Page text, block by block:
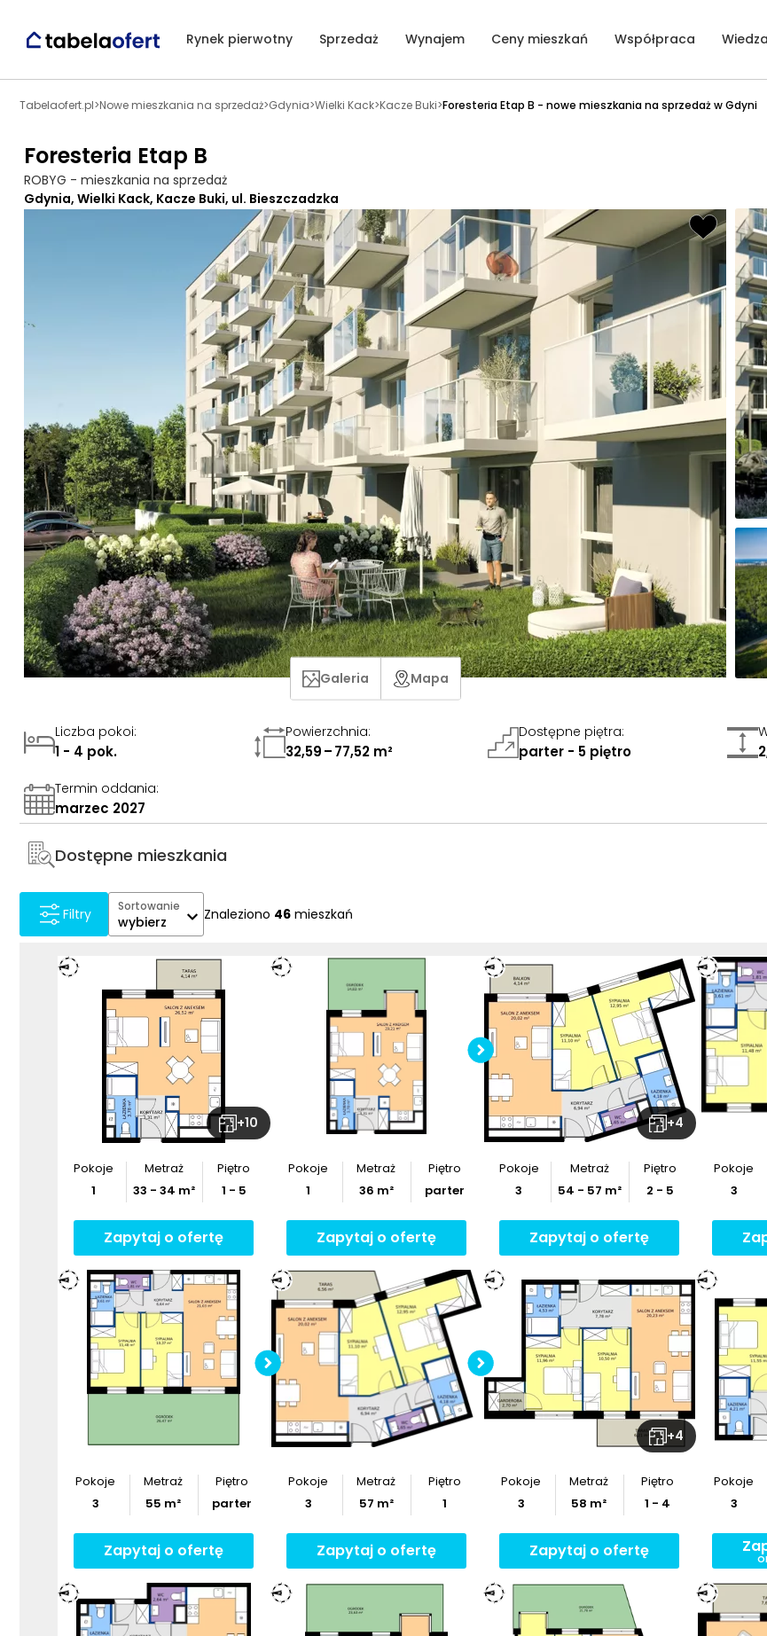
Rynek pierwotny Sprzedaż Wynajem Ceny mieszkań Współpraca
Tabelaofert.pl>Nowe mieszkania na sprzedaż>Gdynia>Wielki Kack>Kacze Buki>Foresteria Etap B - nowe mieszkania na sprzedaż w Gdyni
Foresteria Etap B
ROBYG - mieszkania na sprzedaż
Gdynia, Wielki Kack, Kacze Buki, ul. Bieszczadzka
Galeria Mapa
Liczba pokoi:
1 - 4 pok.
Powierzchnia:
32,59 – 77,52 m²
Dostępne piętra:
parter - 5 piętro
Termin oddania:
marzec 2027
Dostępne mieszkania
Filtry Sortowanie
wybierz Znaleziono 46 mieszkań
+10
Pokoje
1
Metraż
33 - 34 m²
Piętro
1 - 5
Zapytaj o ofertę
Sprawdź wymiary
mieszkania
Pobierzrzut
Pokoje
1
Metraż
36 m²
Piętro
parter
Zapytaj o ofertę
+4
Pokoje
3
Metraż
54 - 57 m²
Piętro
2 - 5
Zapytaj o ofertę
Pokoje
3
Sprawdź wymiary
mieszkania
Pobierzrzut
Pokoje
3
Metraż
55 m²
Piętro
parter
Zapytaj o ofertę
Sprawdź wymiary
mieszkania
Pobierzrzut
Pokoje
3
Metraż
57 m²
Piętro
1
Zapytaj o ofertę
+4
Pokoje
3
Metraż
58 m²
Piętro
1 - 4
Zapytaj o ofertę
Pokoje
3